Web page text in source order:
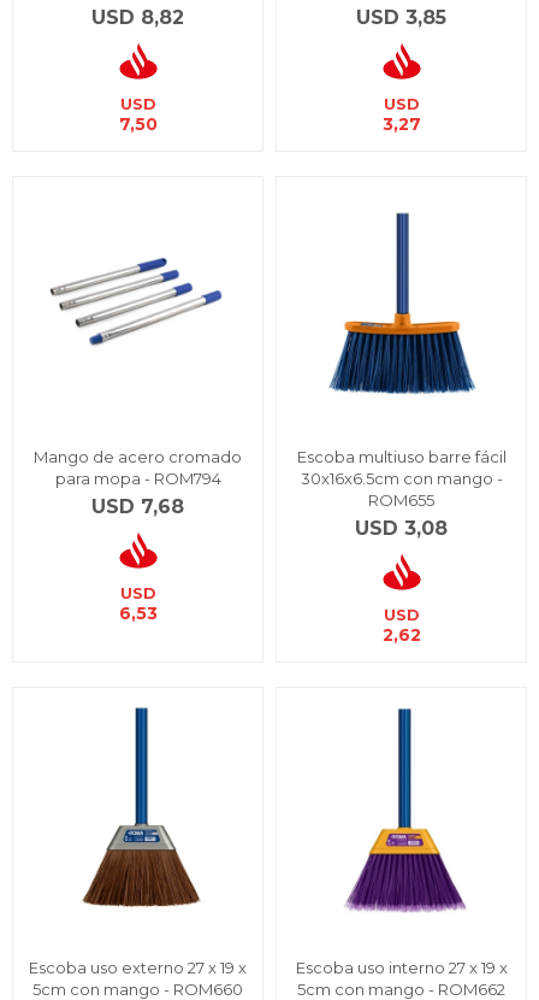
USD 8,82
USD
7,50
USD 3,85
USD
3,27
Mango de acero cromado
para mopa - ROM794
USD 7,68
USD
6,53
Escoba multiuso barre fácil
30x16x6.5cm con mango -
ROM655
USD 3,08
USD
2,62
Escoba uso externo 27 x 19 x
5cm con mango - ROM660
Escoba uso interno 27 x 19 x
5cm con mango - ROM662